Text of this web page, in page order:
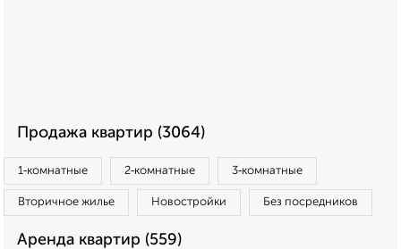
Продажа квартир (3064)
1‑комнатные 2‑комнатные 3‑комнатные
Вторичное жилье Новостройки Без посредников
Аренда квартир (559)